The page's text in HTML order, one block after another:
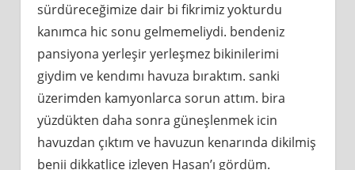
sürdüreceğimize dair bi fikrimiz yokturdu
kanımca hic sonu gelmemeliydi. bendeniz
pansiyona yerleşir yerleşmez bikinilerimi
giydim ve kendımı havuza bıraktım. sanki
üzerimden kamyonlarca sorun attım. bira
yüzdükten daha sonra güneşlenmek icin
havuzdan çıktım ve havuzun kenarında dikilmiş
benii dikkatlice izleyen Hasan’ı gördüm.